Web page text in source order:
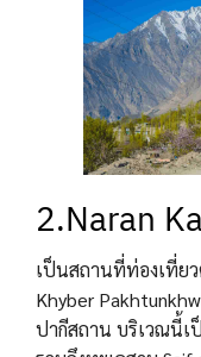
2.Naran
เป็นสถานที่ท่องเที่ยว
Khyber
ปากีสถาน บริเวณนี้